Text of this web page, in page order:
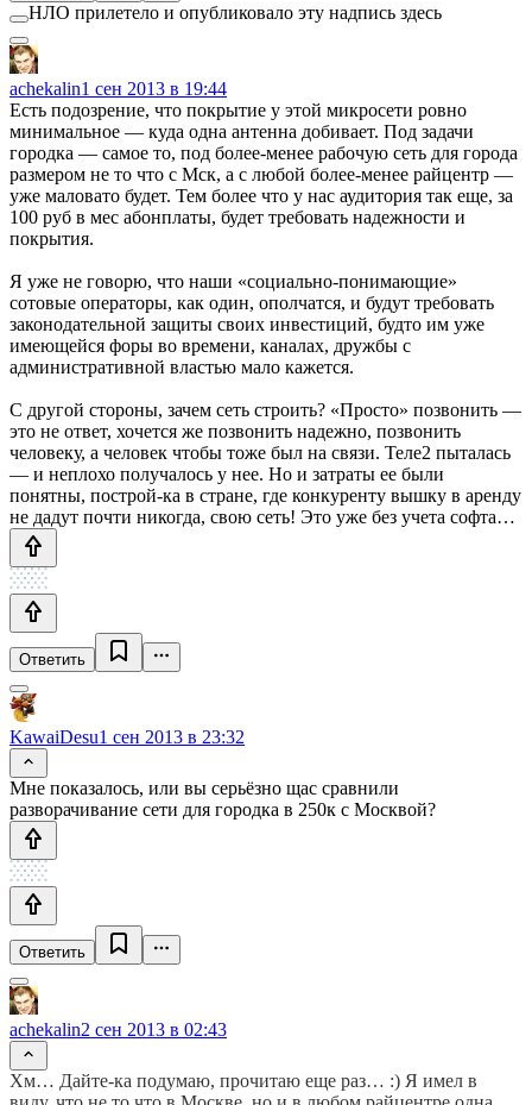
НЛО прилетело и опубликовало эту надпись здесь
achekalin1 сен 2013 в 19:44
Есть подозрение, что покрытие у этой микросети ровно
минимальное — куда одна антенна добивает. Под задачи
городка — самое то, под более-менее рабочую сеть для города
размером не то что с Мск, а с любой более-менее райцентр —
уже маловато будет. Тем более что у нас аудитория так еще, за
100 руб в мес абонплаты, будет требовать надежности и
покрытия.
Я уже не говорю, что наши «социально-понимающие»
сотовые операторы, как один, ополчатся, и будут требовать
законодательной защиты своих инвестиций, будто им уже
имеющейся форы во времени, каналах, дружбы с
административной властью мало кажется.
С другой стороны, зачем сеть строить? «Просто» позвонить —
это не ответ, хочется же позвонить надежно, позвонить
человеку, а человек чтобы тоже был на связи. Теле2 пыталась
— и неплохо получалось у нее. Но и затраты ее были
понятны, построй-ка в стране, где конкуренту вышку в аренду
не дадут почти никогда, свою сеть! Это уже без учета софта…
Ответить
KawaiDesu1 сен 2013 в 23:32
Мне показалось, или вы серьёзно щас сравнили
разворачивание сети для городка в 250к с Москвой?
Ответить
achekalin2 сен 2013 в 02:43
Хм… Дайте-ка подумаю, прочитаю еще раз… :) Я имел в